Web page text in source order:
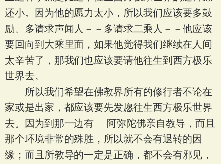
还小。因为他的愿力太小，所以我们应该要多鼓
励、多请求声闻人－－多请求二乘人－－他应该
要回向到大乘里面，如果他觉得我们继续在人间
太辛苦了，那我们也应该要请他往生到西方极乐
世界去。
所以我们希望在佛教界所有的修行者不论在
家或是出家，都应该要先发愿往生西方极乐世界
去。因为到那一边有 阿弥陀佛亲自教导，而且
那个环境非常的殊胜，所以就不会有退转的因
缘；而且所教导的一定是正确，都不会有邪见，